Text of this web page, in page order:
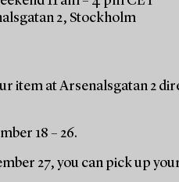
2, Stockholm
item at Arsenalsgatan 2
18 – 26.
27, you can pick up